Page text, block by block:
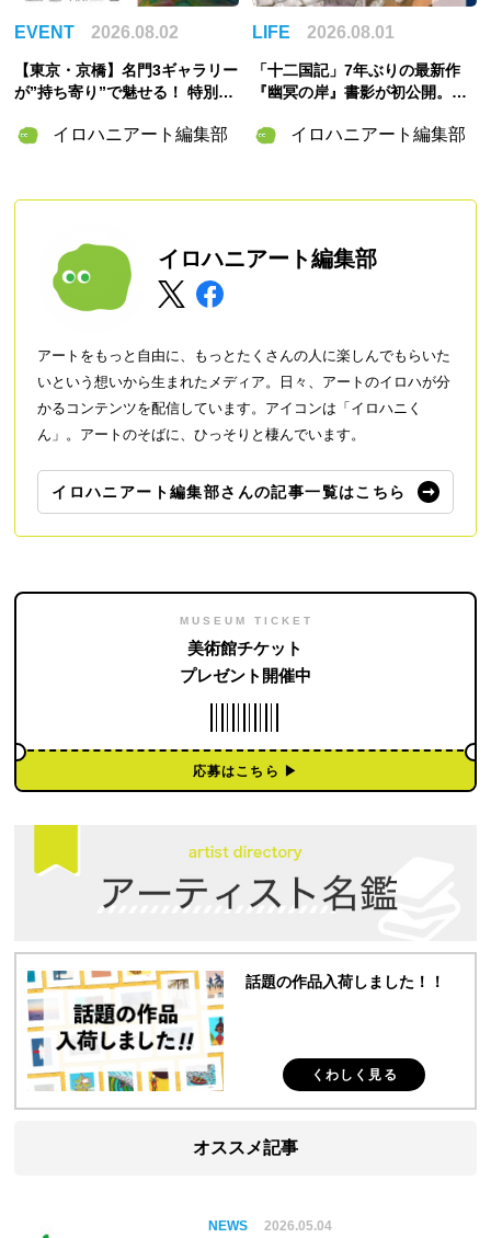
EVENT 2026.08.02
【東京・京橋】名門3ギャラリー
が”持ち寄り”で魅せる！ 特別企
SHI」Gallery & Bakery Tokyo
イロハニアート編集部
LIFE 2026.08.01
「十二国記」7年ぶりの最新作
『幽冥の岸』書影が初公開。山
在・琅燦イロハニアート編集部
イロハニアート編集部
アートをもっと自由に、もっとたくさんの人に楽しんでもらいた
いという想いから生まれたメディア。日々、アートのイロハが分
かるコンテンツを配信しています。アイコンは「イロハニく
ん」。アートのそばに、ひっそりと棲んでいます。
イロハニアート編集部さんの記事一覧はこちら
MUSEUM TICKET
美術館チケット
プレゼント開催中
応募はこちら ▶︎
話題の作品入荷しました！！
くわしく見る
オススメ記事
NEWS 2026.05.04